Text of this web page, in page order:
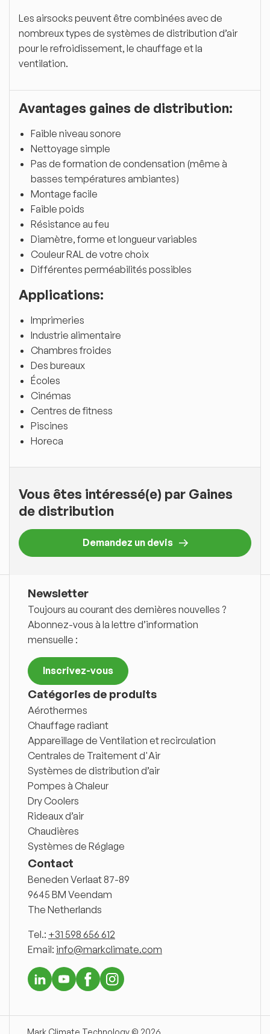
Les airsocks peuvent être combinées avec de
nombreux types de systèmes de distribution d’air
pour le refroidissement, le chauffage et la
ventilation.
Avantages gaines de distribution:
Faible niveau sonore
Nettoyage simple
Pas de formation de condensation (même à
basses températures ambiantes)
Montage facile
Faible poids
Résistance au feu
Diamètre, forme et longueur variables
Couleur RAL de votre choix
Différentes perméabilités possibles
Applications:
Imprimeries
Industrie alimentaire
Chambres froides
Des bureaux
Écoles
Cinémas
Centres de fitness
Piscines
Horeca
Vous êtes intéressé(e) par Gaines
de distribution
Demandez un devis
Newsletter
Toujours au courant des dernières nouvelles ?
Abonnez-vous à la lettre d’information
mensuelle :
Inscrivez-vous
Catégories de produits
Aérothermes
Chauffage radiant
Appareillage de Ventilation et recirculation
Centrales de Traitement d'Air
Systèmes de distribution d’air
Pompes à Chaleur
Dry Coolers
Rideaux d’air
Chaudières
Systèmes de Réglage
Contact
Beneden Verlaat 87-89
9645 BM Veendam
The Netherlands
Tel.: +31 598 656 612
Email: info@markclimate.com
Mark Climate Technology © 2026